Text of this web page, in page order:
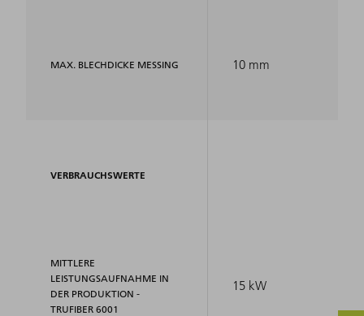
MAX. BLECHDICKE MESSING
VERBRAUCHSWERTE
MITTLERE
LEISTUNGSAUFNAHME IN
DER PRODUKTION -
TRUFIBER 6001
10 mm
15 kW